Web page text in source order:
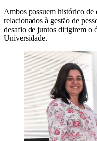
Ambos possuem histórico de
relacionados à gestão de
desafio de juntos dirigirem o
Universidade.